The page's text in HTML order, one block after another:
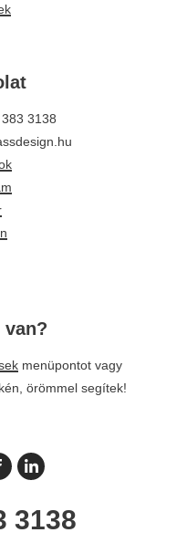
3138
van?
menüpontot vagy
örömmel segítek!
3138